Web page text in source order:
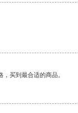
买到最合适的商品。